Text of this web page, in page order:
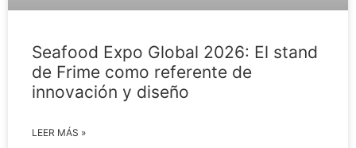
Seafood Expo Global 2026: El stand
de Frime como referente de
innovación y diseño
LEER MÁS »